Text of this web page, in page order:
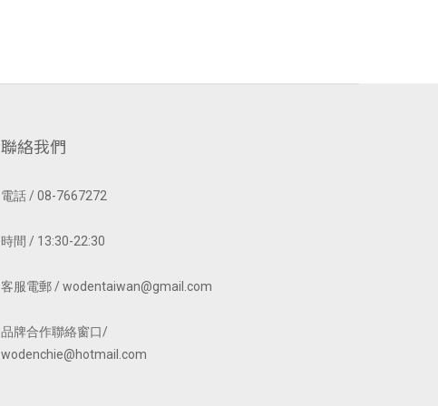
聯絡我們
電話 / 08-7667272
時間 / 13:30-22:30
客服電郵 / wodentaiwan@gmail.com
品牌合作聯絡窗口/
wodenchie@hotmail.com